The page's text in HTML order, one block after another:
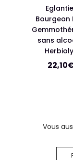
Bourgeon
sans
22,10
Vous